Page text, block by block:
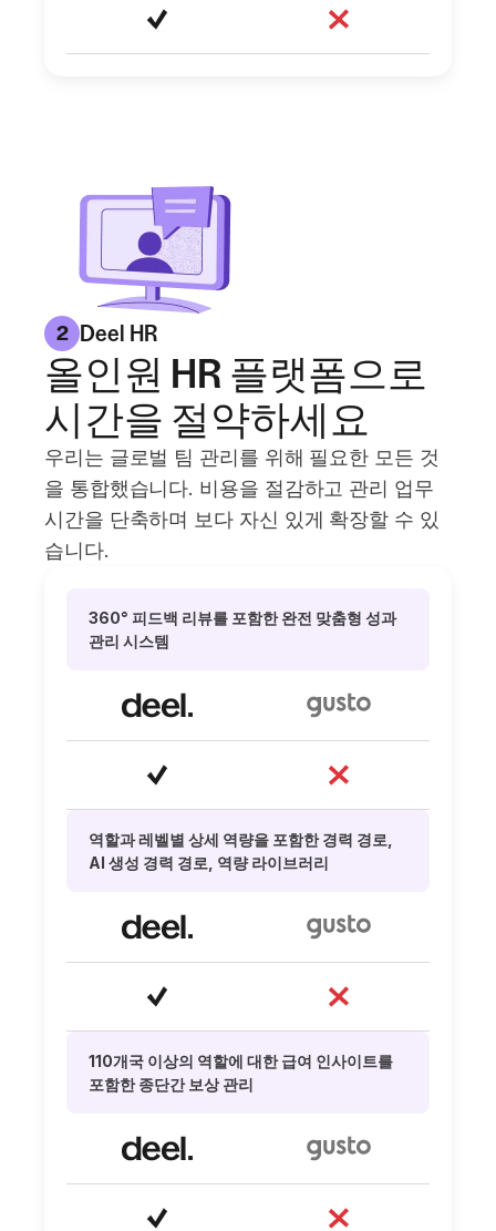
2 Deel HR
올인원 HR 플랫폼으로
시간을 절약하세요
우리는 글로벌 팀 관리를 위해 필요한 모든 것
을 통합했습니다. 비용을 절감하고 관리 업무
시간을 단축하며 보다 자신 있게 확장할 수 있
습니다.
360° 피드백 리뷰를 포함한 완전 맞춤형 성과
관리 시스템
역할과 레벨별 상세 역량을 포함한 경력 경로,
AI 생성 경력 경로, 역량 라이브러리
110개국 이상의 역할에 대한 급여 인사이트를
포함한 종단간 보상 관리